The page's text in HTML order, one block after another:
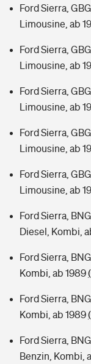
Ford Sierra,
Limousine, ab
Ford Sierra,
Limousine, ab
Ford Sierra,
Limousine, ab
Ford Sierra,
Limousine, ab
Ford Sierra,
Limousine, ab
Ford Sierra,
Diesel, Kombi,
Ford Sierra,
Kombi, ab 1989
Ford Sierra,
Kombi, ab 1989
Ford Sierra,
Benzin, Kombi,